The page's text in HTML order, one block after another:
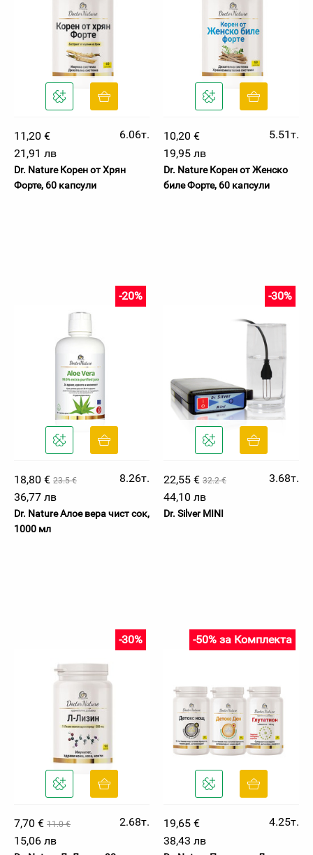
11,20 €
6.06т.
21,91 лв
Dr. Nature Корен от Хрян
Форте, 60 капсули
10,20 €
5.51т.
19,95 лв
Dr. Nature Корен от Женско
биле Форте, 60 капсули
18,80 € 23.5 €
-20%
8.26т.
36,77 лв
Dr. Nature Алое вера чист сок,
1000 мл
22,55 € 32.2 €
-30%
3.68т.
44,10 лв
Dr. Silver MINI
7,70 € 11.0 €
-30%
2.68т.
15,06 лв
-50% за Комплекта
19,65 €
4.25т.
38,43 лв